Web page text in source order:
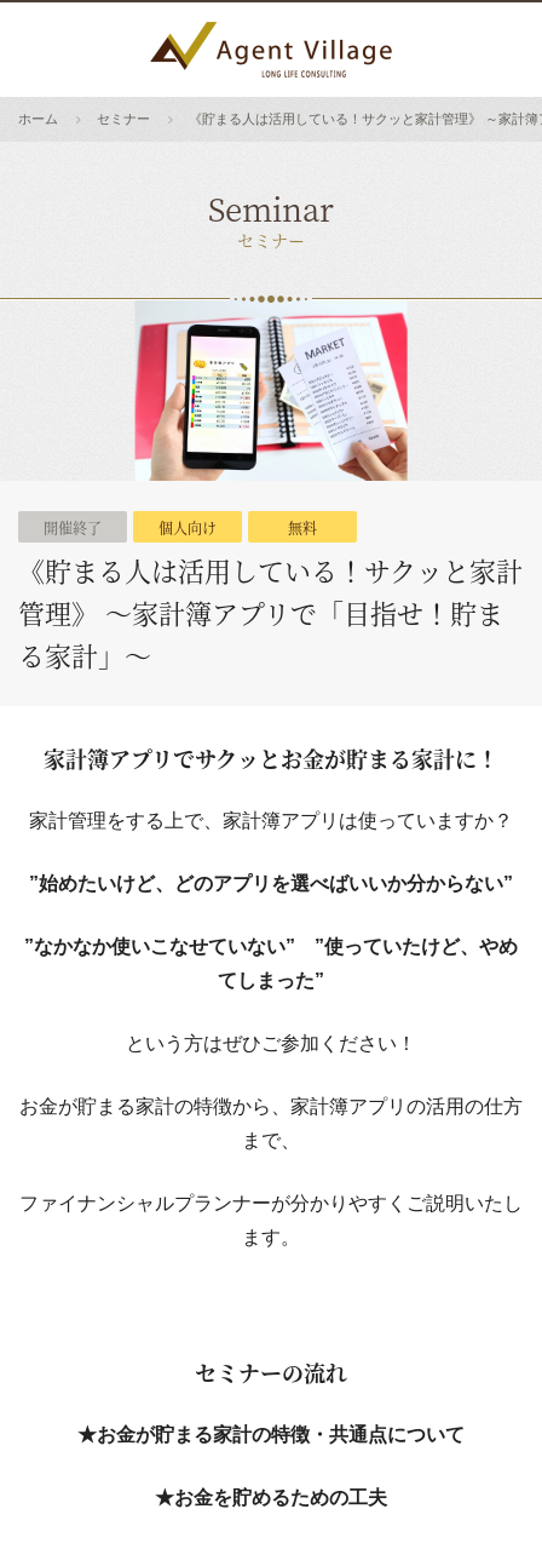
ホーム セミナー 《貯まる人は活用している！サクッと家計管理》 ～家計
Seminar
セミナー
開催終了 個人向け 無料
《貯まる人は活用している！サクッと家計
管理》 ～家計簿アプリで「目指せ！貯ま
る家計」～
家計簿アプリでサクッとお金が貯まる家計に！
家計管理をする上で、家計簿アプリは使っていますか？
”始めたいけど、どのアプリを選べばいいか分からない”
”なかなか使いこなせていない” ”使っていたけど、やめ
てしまった”
という方はぜひご参加ください！
お金が貯まる家計の特徴から、家計簿アプリの活用の仕方
まで、
ファイナンシャルプランナーが分かりやすくご説明いたし
ます。
セミナーの流れ
★お金が貯まる家計の特徴・共通点について
★お金を貯めるための工夫